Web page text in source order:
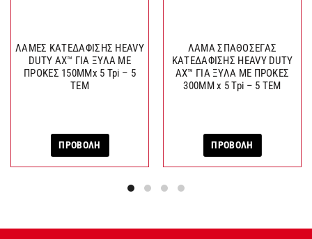
ΛΑΜΕΣ ΚΑΤΕΔΑΦΙΣΗΣ HEAVY
DUTY AX™ ΓΙΑ ΞΥΛΑ ΜΕ
ΠΡΟΚΕΣ 150MMx 5 Tpi – 5
TEM
ΠΡΟΒΟΛΗ
ΛΑΜΑ ΣΠΑΘΟΣΕΓΑΣ
ΚΑΤΕΔΑΦΙΣΗΣ HEAVY DUTY
AX™ ΓΙΑ ΞΥΛΑ ΜΕ ΠΡΟΚΕΣ
300MM x 5 Tpi – 5 TEM
ΠΡΟΒΟΛΗ